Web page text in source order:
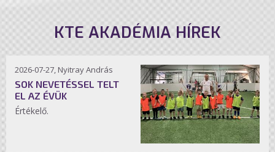
KTE AKADÉMIA HÍREK
2026-07-27, Nyitray András
SOK NEVETÉSSEL TELT
EL AZ ÉVÜK
Értékelő.